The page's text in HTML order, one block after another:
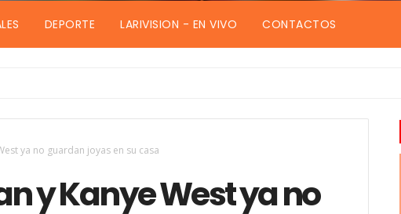
DEPORTE LARIVISION - EN VIVO CONTACTOS
ya no guardan joyas en su casa
y Kanye West ya no